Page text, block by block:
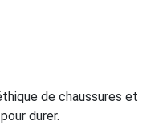
de chaussures et
durer.